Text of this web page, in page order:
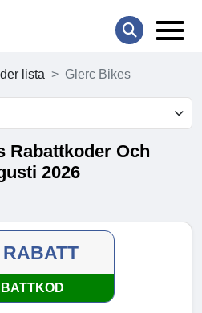
lista Glerc Bikes
Rabattkoder Och
2026